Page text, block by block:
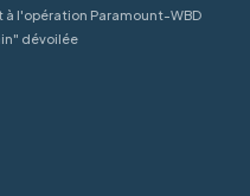
à l'opération Paramount-WBD
dévoilée